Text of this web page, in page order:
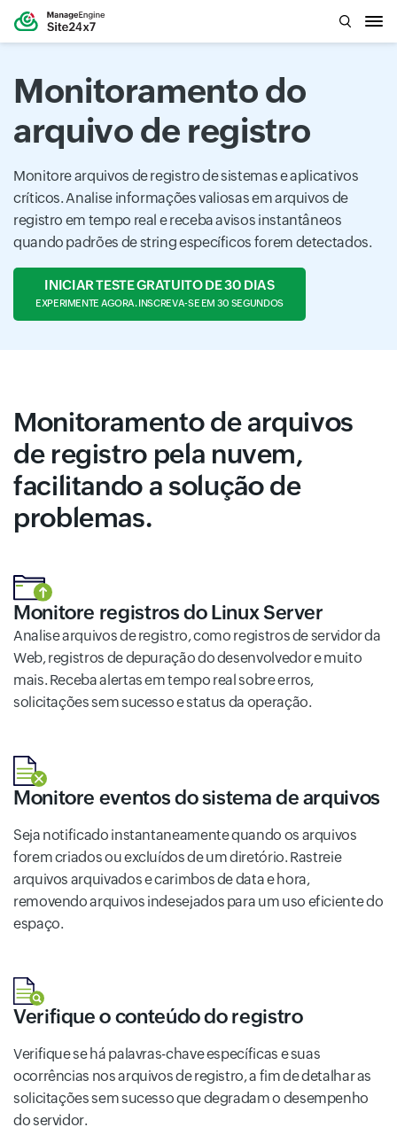
Monitoramento do
arquivo de registro
Monitore arquivos de registro de sistemas e aplicativos
críticos. Analise informações valiosas em arquivos de
registro em tempo real e receba avisos instantâneos
quando padrões de string específicos forem detectados.
INICIAR TESTE GRATUITO DE 30 DIAS
EXPERIMENTE AGORA. INSCREVA-SE EM 30 SEGUNDOS
Monitoramento de arquivos
de registro pela nuvem,
facilitando a solução de
problemas.
Monitore registros do Linux Server
Analise arquivos de registro, como registros de servidor da
Web, registros de depuração do desenvolvedor e muito
mais. Receba alertas em tempo real sobre erros,
solicitações sem sucesso e status da operação.
Monitore eventos do sistema de arquivos
Seja notificado instantaneamente quando os arquivos
forem criados ou excluídos de um diretório. Rastreie
arquivos arquivados e carimbos de data e hora,
removendo arquivos indesejados para um uso eficiente do
espaço.
Verifique o conteúdo do registro
Verifique se há palavras-chave específicas e suas
ocorrências nos arquivos de registro, a fim de detalhar as
solicitações sem sucesso que degradam o desempenho
do servidor.